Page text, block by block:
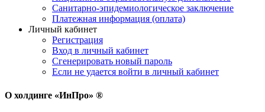
Санитарно-эпидемиологическое заключение
Платежная информация (оплата)
Личный кабинет
Регистрация
Вход в личный кабинет
Сгенерировать новый пароль
Если не удается войти в личный кабинет
О холдинге «ИнПро» ®